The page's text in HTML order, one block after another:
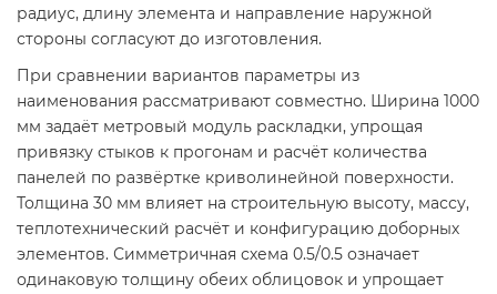
радиус, длину элемента и направление наружной
стороны согласуют до изготовления.
При сравнении вариантов параметры из
наименования рассматривают совместно. Ширина 1000
мм задаёт метровый модуль раскладки, упрощая
привязку стыков к прогонам и расчёт количества
панелей по развёртке криволинейной поверхности.
Толщина 30 мм влияет на строительную высоту, массу,
теплотехнический расчёт и конфигурацию доборных
элементов. Симметричная схема 0.5/0.5 означает
одинаковую толщину обеих облицовок и упрощает